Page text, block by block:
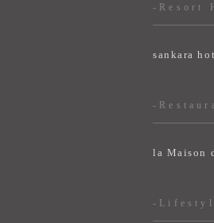
-Resort
sankara
-
la Maison
-